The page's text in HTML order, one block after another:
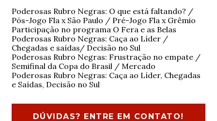
Poderosas Rubro Negras: O que está faltando? /
Pós-Jogo Fla x São Paulo / Pré-Jogo Fla x Grêmio
Participação no programa O Fera e as Belas
Poderosas Rubro Negras: Caça ao Líder /
Chegadas e saídas/ Decisão no Sul
Poderosas Rubro Negras: Frustração no empate /
Semifinal da Copa do Brasil / Mercado
Poderosas Rubro Negras: Caça ao Líder, Chegadas
e Saídas, Decisão no Sul
DÚVIDAS? ENTRE EM CONTATO!